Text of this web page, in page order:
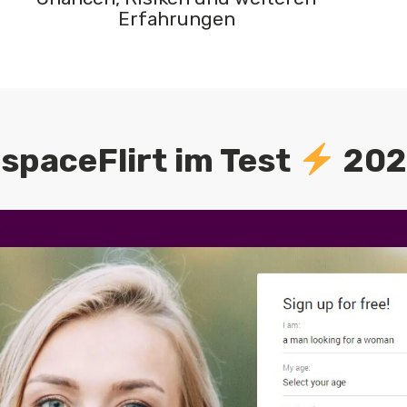
Erfahrungen
im Test